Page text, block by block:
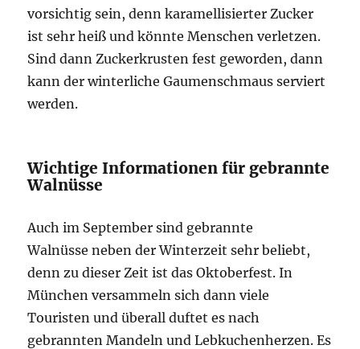
vorsichtig sein, denn karamellisierter Zucker
ist sehr heiß und könnte Menschen verletzen.
Sind dann Zuckerkrusten fest geworden, dann
kann der winterliche Gaumenschmaus serviert
werden.
Wichtige Informationen für gebrannte
Walnüsse
Auch im September sind gebrannte
Walnüsse neben der Winterzeit sehr beliebt,
denn zu dieser Zeit ist das Oktoberfest. In
München versammeln sich dann viele
Touristen und überall duftet es nach
gebrannten Mandeln und Lebkuchenherzen. Es